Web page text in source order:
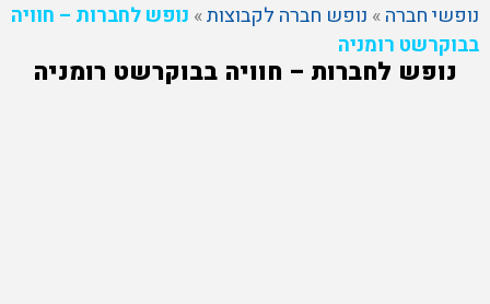
נופשי חברה» נופש חברה לקבוצות» נופש לחברות – חוויה
בבוקרשט רומניה
נופש לחברות – חוויה בבוקרשט רומניה